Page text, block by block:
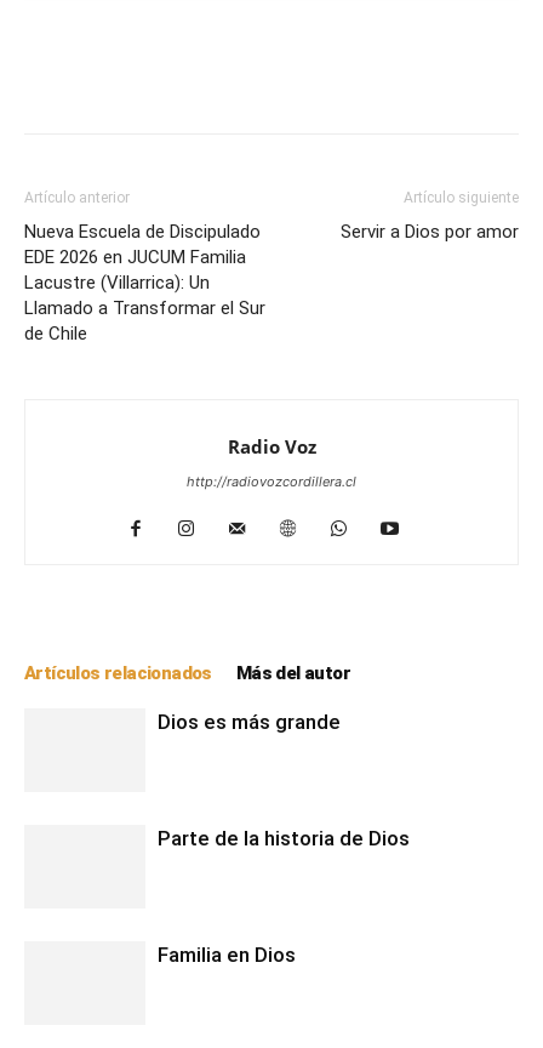
Artículo anterior
Nueva Escuela de Discipulado
EDE 2026 en JUCUM Familia
Lacustre (Villarrica): Un
Llamado a Transformar el Sur
de Chile
Artículo siguiente
Servir a Dios por amor
Radio Voz
http://radiovozcordillera.cl
Artículos relacionados Más del autor
Dios es más grande
Parte de la historia de Dios
Familia en Dios